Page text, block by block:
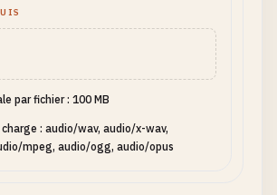
par fichier : 100 MB
charge : audio/wav, audio/x-wav,
mpeg, audio/ogg, audio/opus